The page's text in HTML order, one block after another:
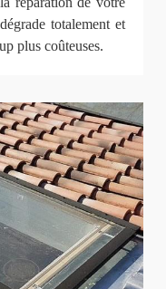
totalement et
plus coûteuses.